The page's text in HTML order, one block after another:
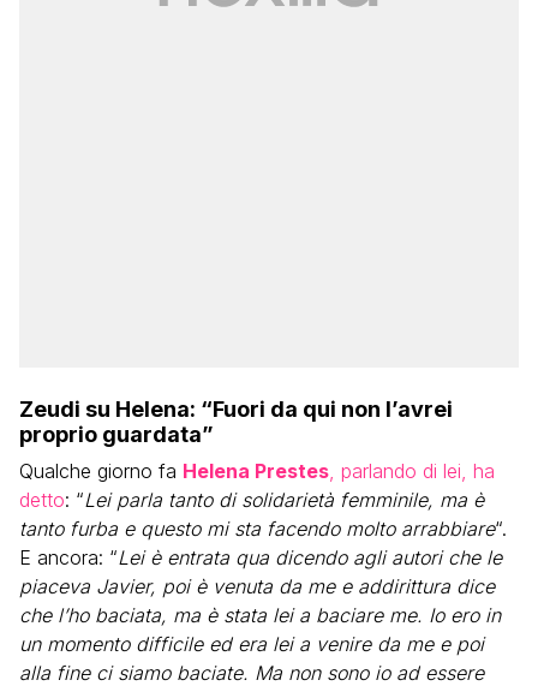
Zeudi su Helena: “Fuori da qui non l’avrei
proprio guardata”
Qualche giorno fa Helena Prestes, parlando di lei, ha
detto: “Lei parla tanto di solidarietà femminile, ma è
tanto furba e questo mi sta facendo molto arrabbiare“.
E ancora: “Lei è entrata qua dicendo agli autori che le
piaceva Javier, poi è venuta da me e addirittura dice
che l’ho baciata, ma è stata lei a baciare me. Io ero in
un momento difficile ed era lei a venire da me e poi
alla fine ci siamo baciate. Ma non sono io ad essere